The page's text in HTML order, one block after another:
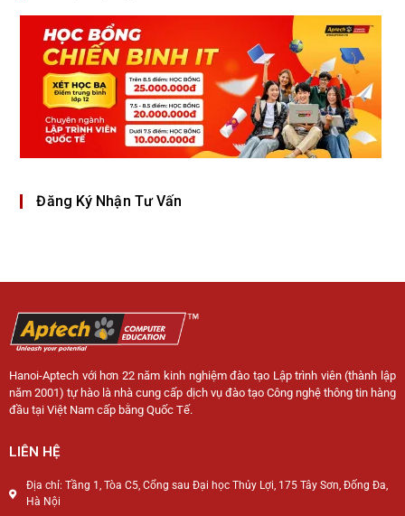
Đăng Ký Nhận Tư Vấn
Hanoi-Aptech với hơn 22 năm kinh nghiệm đào tạo Lập trình viên (thành lập
năm 2001) tự hào là nhà cung cấp dịch vụ đào tạo Công nghệ thông tin hàng
đầu tại Việt Nam cấp bằng Quốc Tế.
LIÊN HỆ
Địa chỉ: Tầng 1, Tòa C5, Cổng sau Đại học Thủy Lợi, 175 Tây Sơn, Đống Đa,
Hà Nội